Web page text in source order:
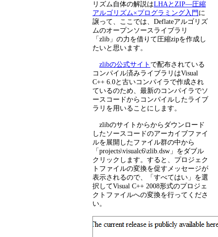
リズム自体の解説はLHAとZIP―圧縮
アルゴリズム×プログラミング入門 に
譲って、ここでは、Deflateアルゴリズ
ムのオープンソースライブラリ
「zlib」の力を借りて圧縮zipを作成し
たいと思います。
zlibの公式サイト で配布されている
コンパイル済みライブラリはVisual
C++ 6.0と古いコンパイラで作成され
ているのため、最新のコンパイラでソ
ースコードからコンパイルしたライブ
ラリを用いることにします。
zlibのサイトからからダウンロード
したソースコードのアーカイブファイ
ルを展開したファイル群の中から
「projects\visualc6\zlib.dsw」をダブル
クリックします。すると、プロジェク
トファイルの変換を促すメッセージが
表示されるので、「すべてはい」を選
択してVisual C++ 2008形式のプロジェ
クトファイルへの変換を行ってくださ
い。